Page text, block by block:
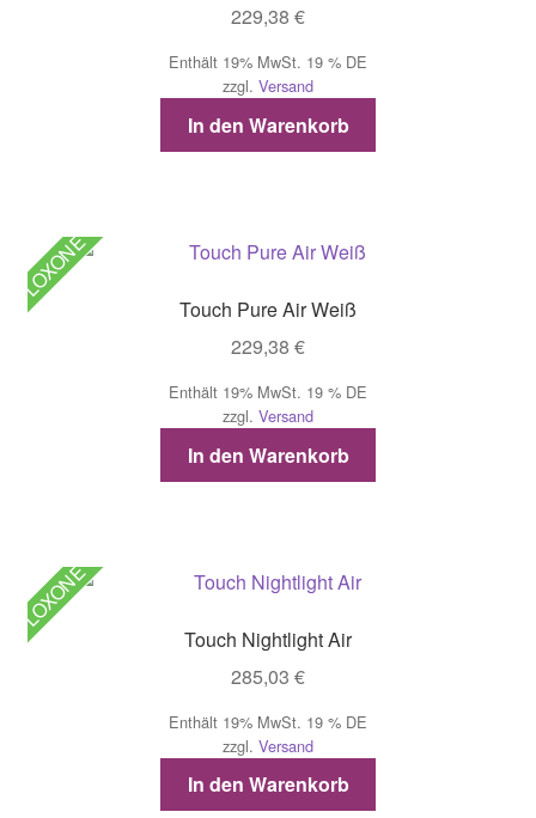
229,38 €
Enthält 19% MwSt. 19 % DE
zzgl. Versand
In den Warenkorb
LOXONE
Touch Pure Air Weiß
229,38 €
Enthält 19% MwSt. 19 % DE
zzgl. Versand
In den Warenkorb
LOXONE
Touch Nightlight Air
285,03 €
Enthält 19% MwSt. 19 % DE
zzgl. Versand
In den Warenkorb